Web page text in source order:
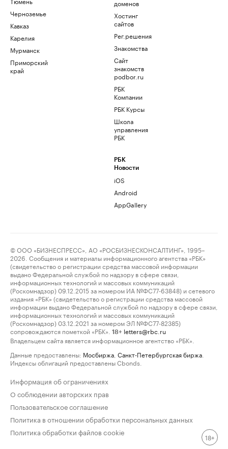
Черноземье
Кавказ
Карелия
Мурманск
Приморский
край
доменов
Хостинг
сайтов
Рег.решения
Знакомства
Сайт
знакомств
podbor.ru
РБК
Компании
РБК Курсы
Школа
управления
РБК
РБК
Новости
iOS
Android
AppGallery
© ООО «БИЗНЕСПРЕСС», АО «РОСБИЗНЕСКОНСАЛТИНГ», 1995–
2026. Сообщения и материалы информационного агентства «РБК»
(свидетельство о регистрации средства массовой информации
выдано Федеральной службой по надзору в сфере связи,
информационных технологий и массовых коммуникаций
(Роскомнадзор) 09.12.2015 за номером ИА №ФС77-63848) и сетевого
издания «РБК» (свидетельство о регистрации средства массовой
информации выдано Федеральной службой по надзору в сфере связи,
информационных технологий и массовых коммуникаций
(Роскомнадзор) 03.12.2021 за номером ЭЛ №ФС77-82385)
сопровождаются пометкой «РБК».
18+ letters@rbc.ru
Владельцем сайта является информационное агентство «РБК».
Данные предоставлены: Мосбиржа Санкт-Петербургская биржа
Индексы облигаций предоставлены Cbonds.
Информация об ограничениях
О соблюдении авторских прав
Пользовательское соглашение
Политика в отношении обработки персональных данных
Политика обработки файлов cookie
18+